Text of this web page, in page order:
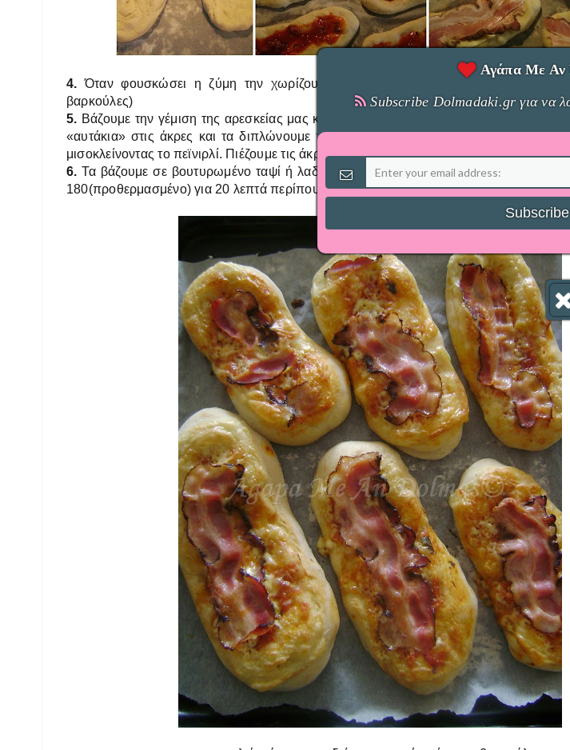
4. Όταν φουσκώσει η ζύμη την χωρίζουμε σε κομματάκια και τα ανοίγουμε σε
βαρκούλες)
5. Βάζουμε την γέμιση της αρεσκείας μας και σάλτσα και τα κλείνουμε. Για να τα
«αυτάκια» στις άκρες και τα διπλώνουμε προς τα μέσα. Μετά γυρνάμε τα πλαϊνά
μισοκλείνοντας το πεϊνιρλί. Πιέζουμε τις άκρες να κλείσουν καλά
6.Τα βάζουμε σε βουτυρωμένο ταψί ή λαδόκολλα (βουτυρώνουμε ελαφρά και
180(προθερμασμένο) για 20 λεπτά περίπου
Αγάπα Με Αν
Subscribe Dolmadaki.gr για να